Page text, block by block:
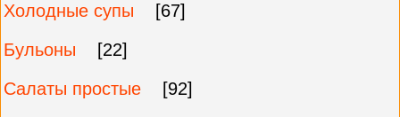
Холодные супы
[67]
Бульоны
[22]
Салаты простые
[92]